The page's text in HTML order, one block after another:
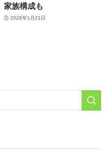
家族構成も
2026年1月21日